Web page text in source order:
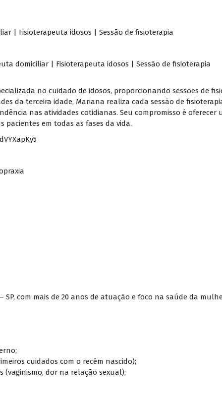
| Fisioterapeuta idosos | Sessão de fisioterapia
domiciliar | Fisioterapeuta idosos | Sessão de fisioterapia
no cuidado de idosos, proporcionando sessões de
da terceira idade, Mariana realiza cada sessão de
nas atividades cotidianas. Seu compromisso é
pacientes em todas as fases da vida.
com mais de 20 anos de atuação e foco na saúde da
cuidados com o recém nascido);
(vaginismo, dor na relação sexual);